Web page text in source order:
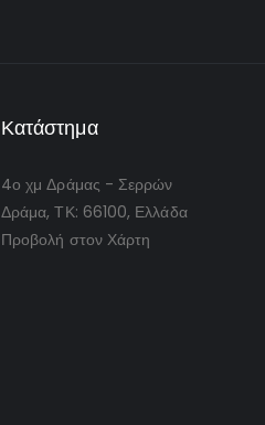
Κατάστημα
4ο χμ Δράμας - Σερρών
Δράμα, ΤΚ: 66100, Ελλάδα
Προβολή στον Χάρτη